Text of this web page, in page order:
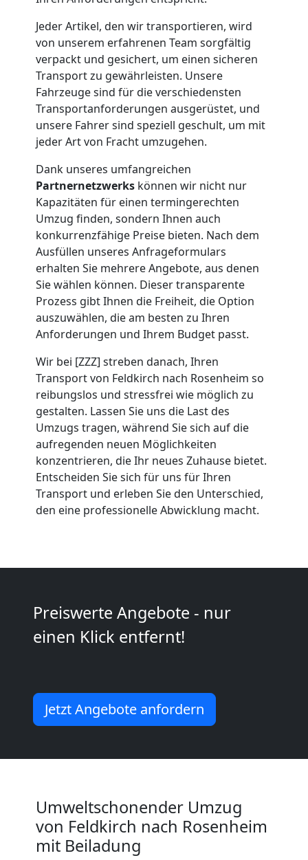
Jeder Artikel, den wir transportieren, wird
von unserem erfahrenen Team sorgfältig
verpackt und gesichert, um einen sicheren
Transport zu gewährleisten. Unsere
Fahrzeuge sind für die verschiedensten
Transportanforderungen ausgerüstet, und
unsere Fahrer sind speziell geschult, um mit
jeder Art von Fracht umzugehen.
Dank unseres umfangreichen
Partnernetzwerks können wir nicht nur
Kapazitäten für einen termingerechten
Umzug finden, sondern Ihnen auch
konkurrenzfähige Preise bieten. Nach dem
Ausfüllen unseres Anfrageformulars
erhalten Sie mehrere Angebote, aus denen
Sie wählen können. Dieser transparente
Prozess gibt Ihnen die Freiheit, die Option
auszuwählen, die am besten zu Ihren
Anforderungen und Ihrem Budget passt.
Wir bei [ZZZ] streben danach, Ihren
Transport von Feldkirch nach Rosenheim so
reibungslos und stressfrei wie möglich zu
gestalten. Lassen Sie uns die Last des
Umzugs tragen, während Sie sich auf die
aufregenden neuen Möglichkeiten
konzentrieren, die Ihr neues Zuhause bietet.
Entscheiden Sie sich für uns für Ihren
Transport und erleben Sie den Unterschied,
den eine professionelle Abwicklung macht.
Preiswerte Angebote - nur
einen Klick entfernt!
Jetzt Angebote anfordern
Umweltschonender Umzug
von Feldkirch nach Rosenheim
mit Beiladung
Möbelmontage
Feldkirch
Möbeltransport
Feldkirch
Beiladung
Feldkirch
Mini
Umzug
Feldkirch
Umzug
Mann
Kunsttransport
Umzug
Feldkirch
Mann